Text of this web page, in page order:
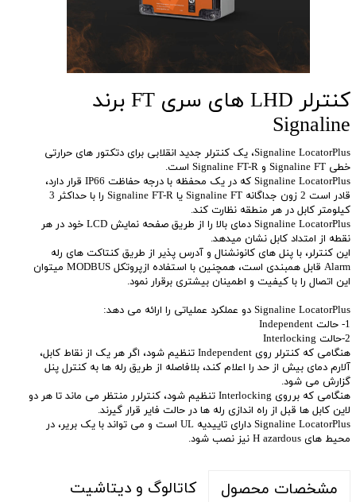
کنترلر LHD های سری FT برند
Signaline
Signaline LocatorPlus، یک کنترلر جدید انقلابی برای دتکتور های حرارتی
خطی Signaline FT و Signaline FT-R است.
Signaline LocatorPlus که در یک محفظه با درجه حفاظت IP66 قرار دارد،
قادر است 2 زون جداگانه Signaline FT یا Signaline FT-R را با حداکثر 3
کیلومتر کابل در هر منطقه نظارت کند.
Signaline LocatorPlus دمای بالا را از طریق صفحه نمایش LCD خود در هر
نقطه از امتداد کابل نشان میدهد.
این کنترلر، با پنل های کانونشنال و آدرس پذیر از طریق کنتاکت های رله
Alarm قابل همبندی است، همچنین با استفاده ازپروتکل MODBUS میتوان
این اتصال را با کیفیت و اطمینان بیشتری برقرار نمود.
Signaline LocatorPlus دو عملکرد عملیاتی را ارائه می دهد:
1- حالت Independent
2-حالت Interlocking
هنگامی که کنترلر روی Independent تنظیم شود، اگر هر یک از نقاط کابل،
آلارم دمای بیش از حد را اعلام کند، بلافاصله از طریق رله ها به کنترل پنل
گزارش می شود.
هنگامی که برروی Interlocking تنظیم شود، کنترلرر منتظر می ماند تا هر دو
لاین کابل ها قبل از راه اندازی رله ها در حالت فایر قرار گیرند.
Signaline LocatorPlus دارای تاییدیه UL است و می تواند با یک بریر، در
محیط های H azardous نیز نصب شود.
مشخصات محصول
کاتالوگ و دیتاشیت